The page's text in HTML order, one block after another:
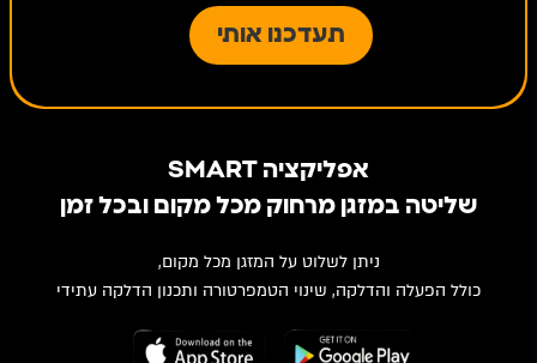
אפליקציה SMART
שליטה במזגן מרחוק מכל מקום ובכל זמן
ניתן לשלוט על המזגן מכל מקום,
כולל הפעלה והדלקה, שינוי הטמפרטורה ותכנון הדלקה עתידי